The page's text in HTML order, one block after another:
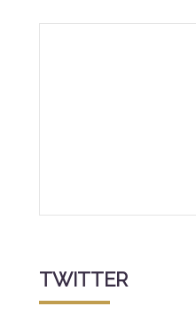
TWITTER